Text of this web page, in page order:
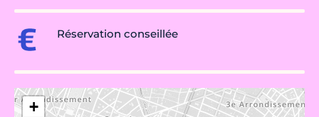
Réservation conseillée
+